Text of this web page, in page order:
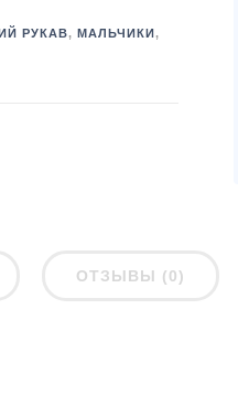
РУКАВ, МАЛЬЧИКИ ,
ОТЗЫВЫ (0)